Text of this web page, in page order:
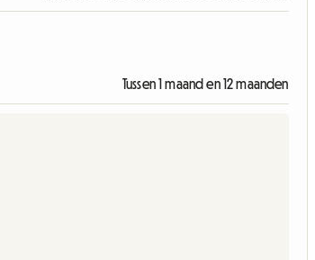
Tussen 1 maand en 12 maanden